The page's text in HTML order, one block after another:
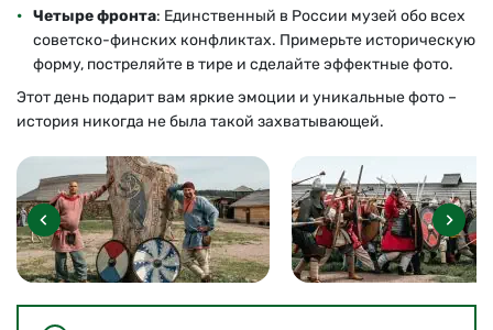
Четыре фронта: Единственный в России музей обо всех
советско-финских конфликтах. Примерьте историческую
форму, постреляйте в тире и сделайте эффектные фото.
Этот день подарит вам яркие эмоции и уникальные фото –
история никогда не была такой захватывающей.